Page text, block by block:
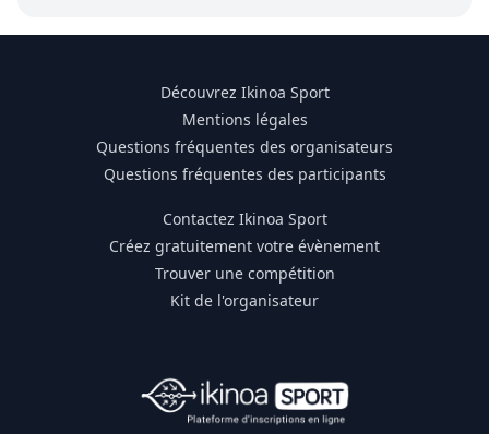
Découvrez Ikinoa Sport
Mentions légales
Questions fréquentes des organisateurs
Questions fréquentes des participants
Contactez Ikinoa Sport
Créez gratuitement votre évènement
Trouver une compétition
Kit de l'organisateur